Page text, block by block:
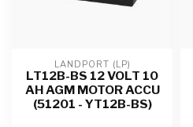
LANDPORT (LP)
LT12B-BS 12 VOLT 10
AH AGM MOTOR ACCU
(51201 - YT12B-BS)